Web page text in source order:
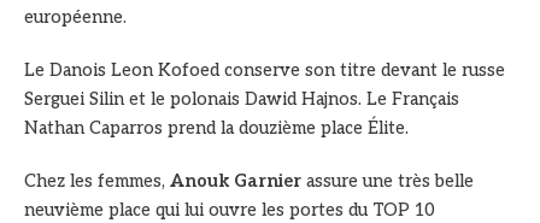
européenne.
Le Danois Leon Kofoed conserve son titre devant le russe
Serguei Silin et le polonais Dawid Hajnos. Le Français
Nathan Caparros prend la douzième place Élite.
Chez les femmes, Anouk Garnier assure une très belle
neuvième place qui lui ouvre les portes du TOP 10